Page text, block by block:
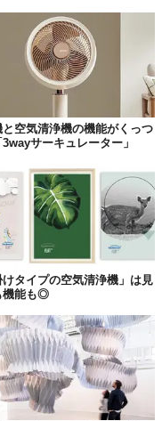
レルギー、光化学スモッ
アレルギーはイエロー
やかな色になっている
と空気清浄機の機能がくっつ
サーキュレーター」
けタイプの空気清浄機」は見
機能も◎